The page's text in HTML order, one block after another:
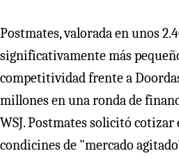
Postmates, valorada en unos
significativamente más
competitividad frente a
millones en una ronda de
WSJ. Postmates solicitó cotizar
condicines de "mercado